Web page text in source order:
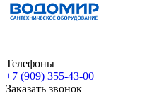
Телефоны
+7 (909) 355-43-00
Заказать звонок